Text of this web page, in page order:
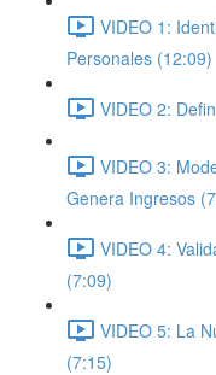
VIDEO 1:
Personales (12:09)
VIDEO 2:
VIDEO 3:
Genera Ingresos
VIDEO 4:
(7:09)
VIDEO 5: La
(7:15)